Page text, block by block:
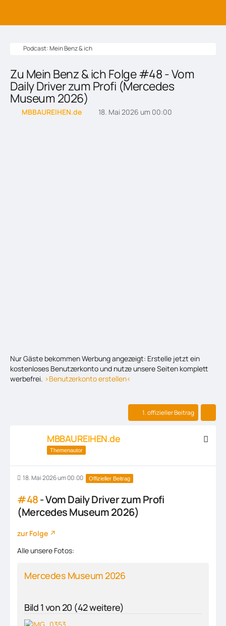
Podcast: Mein Benz & ich
Zu Mein Benz & ich Folge #48 - Vom
Daily Driver zum Profi (Mercedes
Museum 2026)
MBBAUREIHEN.de 18. Mai 2026 um 00:00
Nur Gäste bekommen Werbung angezeigt: Erstelle jetzt ein
kostenloses Benutzerkonto und nutze unsere Seiten komplett
werbefrei. >Benutzerkonto erstellen<
1. offizieller Beitrag
MBBAUREIHEN.de
Themenautor
18. Mai 2026 um 00:00 Offizieller Beitrag
#48- Vom Daily Driver zum Profi
(Mercedes Museum 2026)
zur Folge
Alle unsere Fotos:
Mercedes Museum 2026
Bild 1 von 20 (42 weitere)